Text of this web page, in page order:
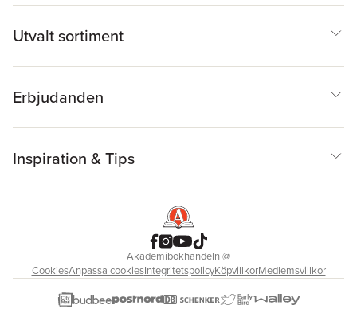
Utvalt sortiment
Erbjudanden
Inspiration & Tips
Akademibokhandeln@
CookiesAnpassa cookiesIntegritetspolicyKöpvillkorMedlemsvillkor